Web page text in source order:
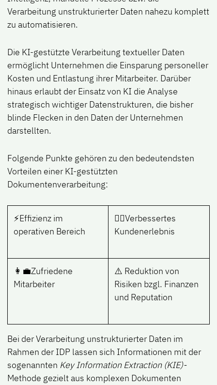
Verarbeitung unstrukturierter Daten nahezu komplett
zu automatisieren.
Die KI-gestützte Verarbeitung textueller Daten
ermöglicht Unternehmen die Einsparung personeller
Kosten und Entlastung ihrer Mitarbeiter. Darüber
hinaus erlaubt der Einsatz von KI die Analyse
strategisch wichtiger Datenstrukturen, die bisher
blinde Flecken in den Daten der Unternehmen
darstellten.
Folgende Punkte gehören zu den bedeutendsten
Vorteilen einer KI-gestützten
Dokumentenverarbeitung:
⚡Effizienz im
operativen Bereich
🙍‍♂️Verbessertes
Kundenerlebnis
👩‍💼Zufriedene
Mitarbeiter
⚠️ Reduktion von
Risiken bzgl. Finanzen
und Reputation
Bei der Verarbeitung unstrukturierter Daten im
Rahmen der IDP lassen sich Informationen mit der
sogenannten Key Information Extraction (KIE)-
Methode gezielt aus komplexen Dokumenten